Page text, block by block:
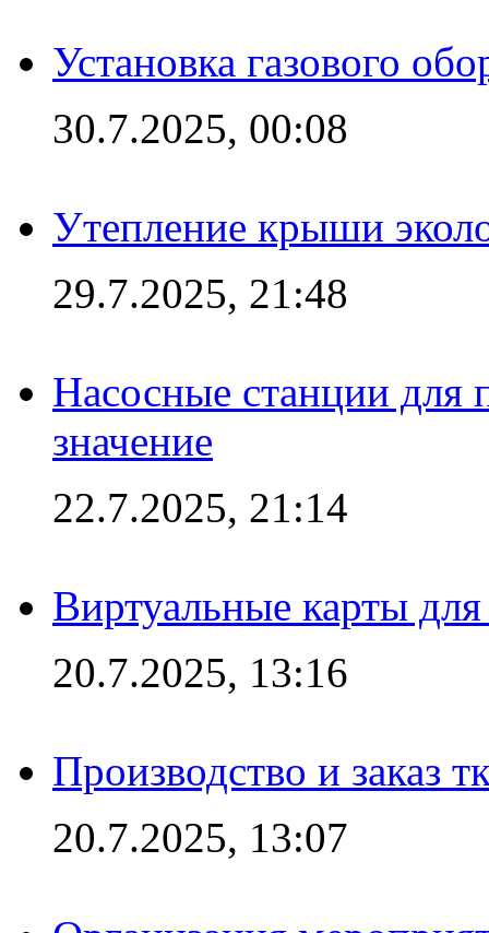
Установка газового
30.7.2025, 00:08
Утепление крыши
29.7.2025, 21:48
Насосные станции для
значение
22.7.2025, 21:14
Виртуальные карты
20.7.2025, 13:16
Производство и заказ
20.7.2025, 13:07